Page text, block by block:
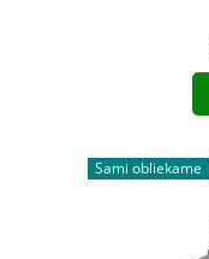
Sami obliekame